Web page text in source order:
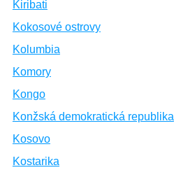
Kiribati
Kokosové ostrovy
Kolumbia
Komory
Kongo
Konžská demokratická republika
Kosovo
Kostarika